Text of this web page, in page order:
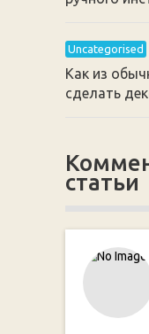
Uncategorised
Как из
сделать
статьи